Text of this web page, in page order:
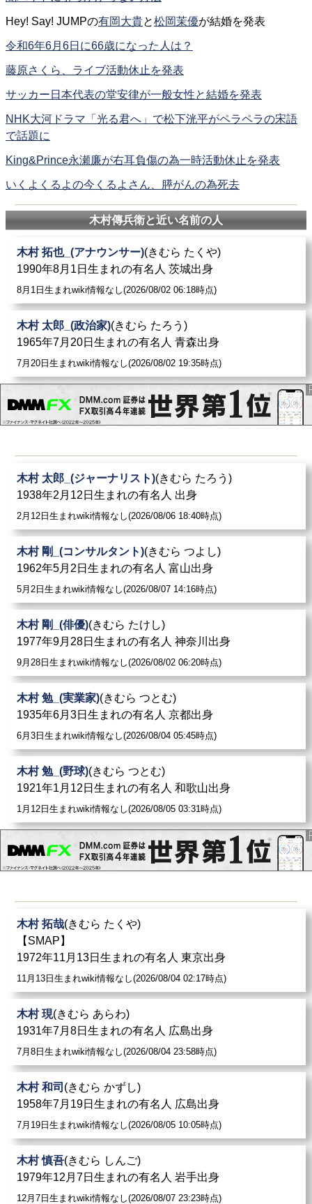
Hey! Say! JUMPの有岡大貴と松岡茉優が結婚を発表
令和6年6月6日に66歳になった人は？
藤原さくら、ライブ活動休止を発表
サッカー日本代表の堂安律が一般女性と結婚を発表
NHK大河ドラマ「光る君へ」で松下洸平がペラペラの宋語
で話題に
King&Prince永瀬廉が右耳負傷の為一時活動休止を発表
いくよくるよの今くるよさん、膵がんの為死去
木村傳兵衛と近い名前の人
木村 拓也_(アナウンサー)(きむら たくや)
1990年8月1日生まれの有名人 茨城出身
8月1日生まれwiki情報なし(2026/08/02 06:18時点)
木村 太郎_(政治家)(きむら たろう)
1965年7月20日生まれの有名人 青森出身
7月20日生まれwiki情報なし(2026/08/02 19:35時点)
木村 太郎_(ジャーナリスト)(きむら たろう)
1938年2月12日生まれの有名人 出身
2月12日生まれwiki情報なし(2026/08/06 18:40時点)
木村 剛_(コンサルタント)(きむら つよし)
1962年5月2日生まれの有名人 富山出身
5月2日生まれwiki情報なし(2026/08/07 14:16時点)
木村 剛_(俳優)(きむら たけし)
1977年9月28日生まれの有名人 神奈川出身
9月28日生まれwiki情報なし(2026/08/02 06:20時点)
木村 勉_(実業家)(きむら つとむ)
1935年6月3日生まれの有名人 京都出身
6月3日生まれwiki情報なし(2026/08/04 05:45時点)
木村 勉_(野球)(きむら つとむ)
1921年1月12日生まれの有名人 和歌山出身
1月12日生まれwiki情報なし(2026/08/05 03:31時点)
木村 拓哉(きむら たくや)
【SMAP】
1972年11月13日生まれの有名人 東京出身
11月13日生まれwiki情報なし(2026/08/04 02:17時点)
木村 現(きむら あらわ)
1931年7月8日生まれの有名人 広島出身
7月8日生まれwiki情報なし(2026/08/04 23:58時点)
木村 和司 (きむら かずし)
1958年7月19日生まれの有名人 広島出身
7月19日生まれwiki情報なし(2026/08/05 10:05時点)
木村 慎吾(きむら しんご)
1979年12月7日生まれの有名人 岩手出身
12月7日生まれwiki情報なし(2026/08/07 23:23時点)